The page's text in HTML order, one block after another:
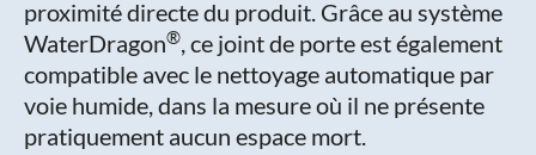
proximité directe du produit. Grâce au système
WaterDragon®, ce joint de porte est également
compatible avec le nettoyage automatique par
voie humide, dans la mesure où il ne présente
pratiquement aucun espace mort.